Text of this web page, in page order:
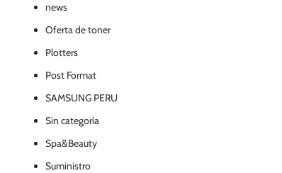
news
Oferta de toner
Plotters
Post Format
SAMSUNG PERU
Sin categoría
Spa&Beauty
Suministro